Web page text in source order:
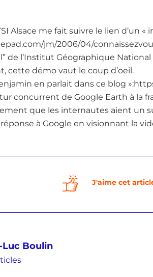
Alsace me fait suivre le lien d’un «
jm/2006/04/
de l’Institut Géographique
cette démo vaut le coup d’oeil.
en parlait dans ce blog
concurrent de Google Earth à la
que les internautes aient un
à Google en visionnant la
J'aime cet
Luc Boulin